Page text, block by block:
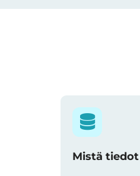
Mistä